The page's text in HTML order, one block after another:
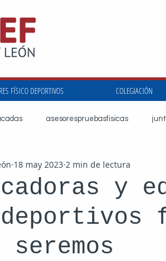
FÍSICO DEPORTIVOS COLEGIACIÓN
asesorespruebasfisicas
defc educacyl
actividadfísicaydeportiva
y
seremos
18 may 2023 2 min de lectura